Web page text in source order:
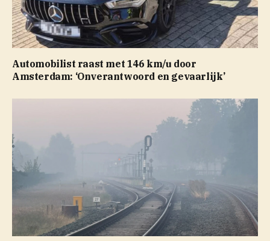
Automobilist raast met 146 km/u door
Amsterdam: ‘Onverantwoord en gevaarlijk’